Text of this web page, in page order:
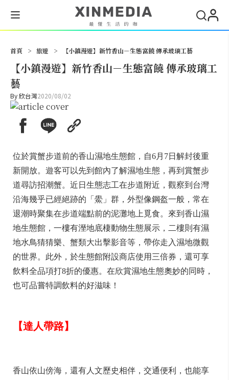
首頁 > 旅遊 > 【小鎮漫遊】新竹香山－生態富饒 傳承玻璃工藝
【小鎮漫遊】新竹香山－生態富饒 傳承玻璃工
藝
By欣台灣2020/08/02
位於賞蟹步道前的香山濕地生態館，自6月7日解封後重
新開放。遊客可以先到館內了解濕地生態，再到賞蟹步
道尋訪招潮蟹。近日生態志工在步道附近，觀察到台灣
沿海幾乎已經絕跡的「鱟」群，外型像鋼盔一般，常在
退潮時聚集在步道端點前的泥灘地上覓食。來到香山濕
地生態館，一樓有溼地底棲動物生態展示，二樓則有濕
地水鳥猜猜樂、蟹類大出擊影音等，帶你走入濕地微觀
的世界。此外，於生態館附設商店使用三倍券，還可享
飲料全品項打8折的優惠。在欣賞濕地生態奧妙的同時，
也可品嘗特調飲料的好滋味！
【達人帶路】
香山依山傍海，還有人文歷史相伴，交通便利，也能享